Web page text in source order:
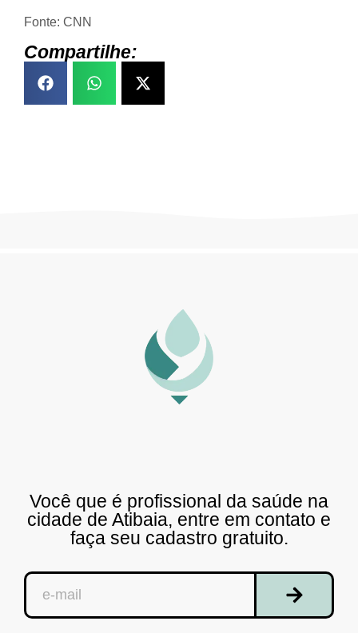
Fonte: CNN
Compartilhe:
Você que é profissional da saúde na
cidade de Atibaia, entre em contato e
faça seu cadastro gratuito.